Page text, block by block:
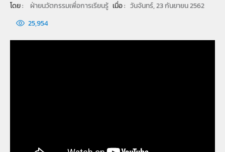
โดย : ฝ่ายนวัตกรรมเพื่อการเรียนรู้ เมื่อ : วันจันทร์, 23 กันยายน 2562
25,954